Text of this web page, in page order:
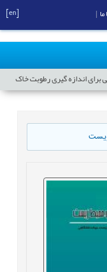
اندازه گیری رطوبت خاک